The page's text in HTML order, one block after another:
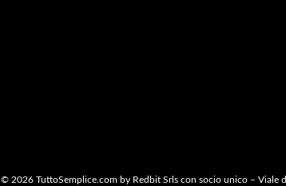
© 2026 TuttoSemplice.com by Redbit Srls con socio unico – Viale